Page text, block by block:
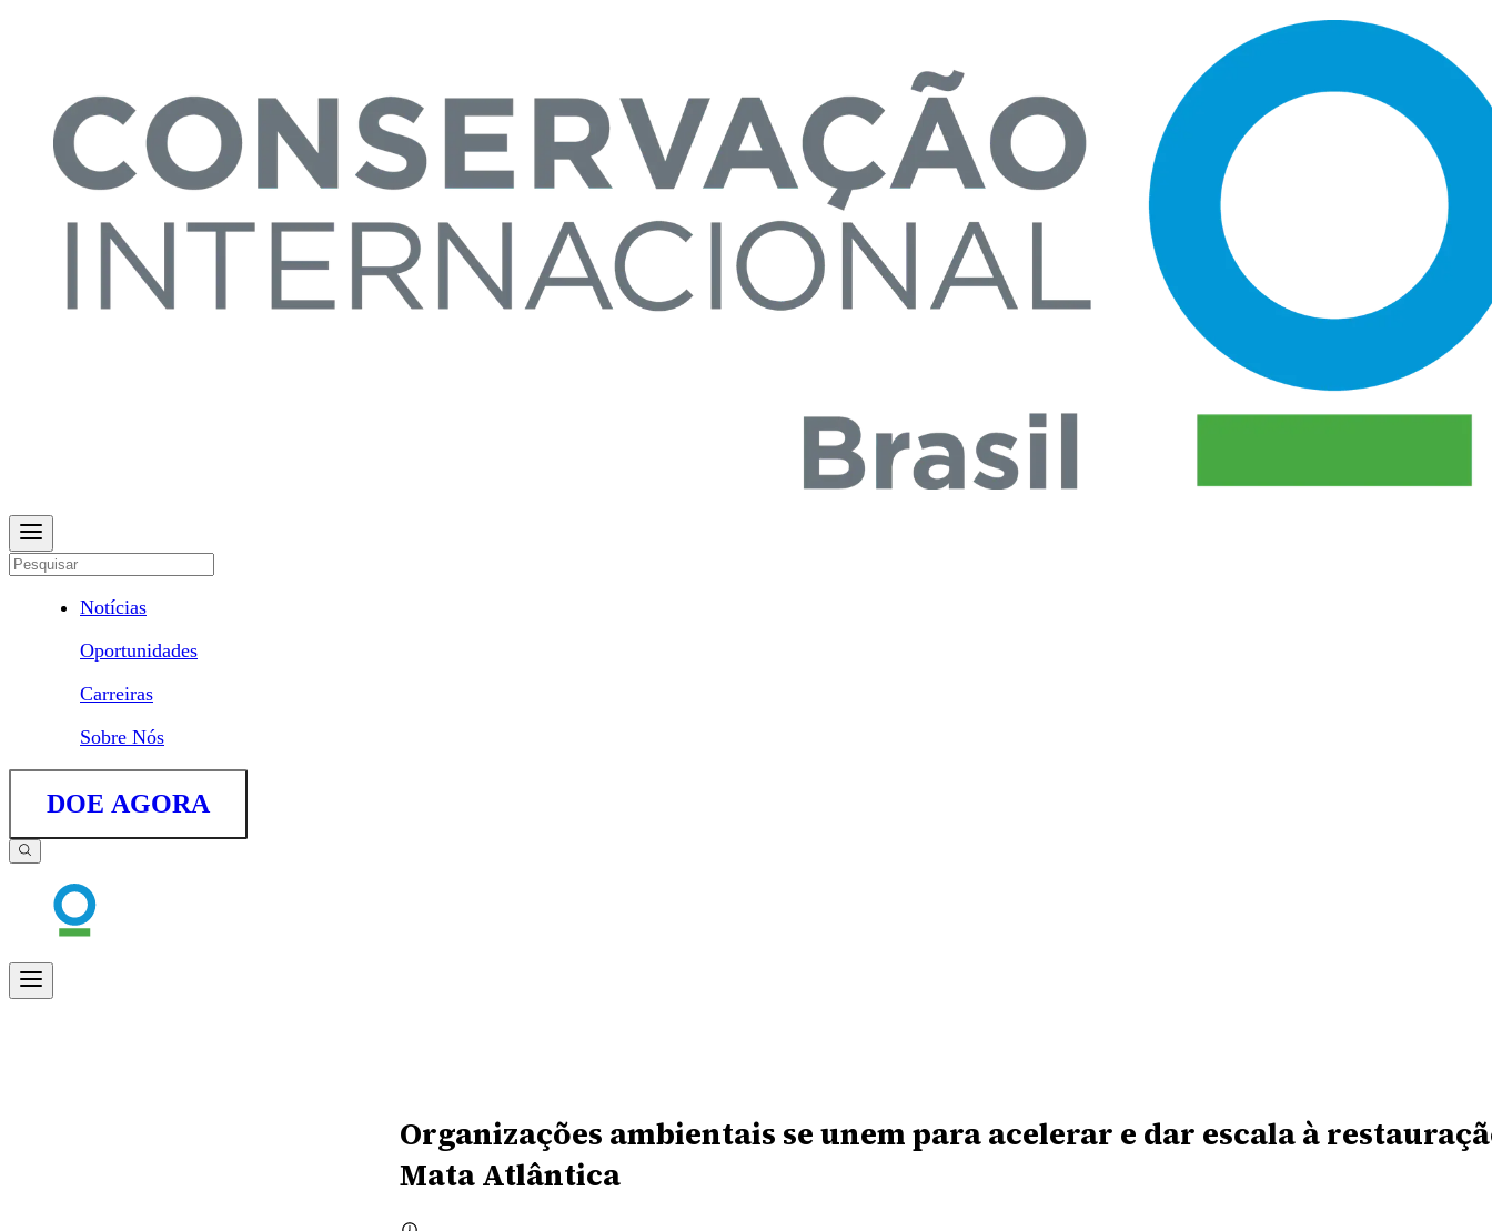
Notícias
Oportunidades
Carreiras
Sobre Nós
DOE AGORA
Organizações ambientais se unem para acelerar e dar escala à
Mata Atlântica